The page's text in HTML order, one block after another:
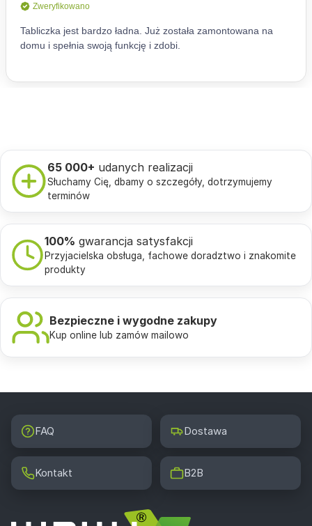
65 000+ udanych realizacji
Słuchamy Cię, dbamy o szczegóły, dotrzymujemy
terminów
100% gwarancja satysfakcji
Przyjacielska obsługa, fachowe doradztwo i znakomite
produkty
Bezpieczne i wygodne zakupy
Kup online lub zamów mailowo
FAQ Dostawa
Kontakt B2B